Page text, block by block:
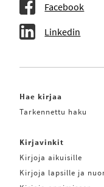
Facebook
Linkedin
Hae kirjaa
Tarkennettu haku
Kirjavinkit
Kirjoja aikuisille
Kirjoja lapsille ja